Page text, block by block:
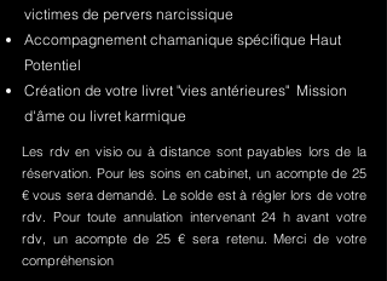
victimes de pervers narcissique
Accompagnement chamanique spécifique Haut
Potentiel
Création de votre livret "vies antérieures" Mission
d'âme ou livret karmique
Les rdv en visio ou à distance sont payables lors de la
réservation. Pour les soins en cabinet, un acompte de 25
€ vous sera demandé. Le solde est à régler lors de votre
rdv. Pour toute annulation intervenant 24 h avant votre
rdv, un acompte de 25 € sera retenu. Merci de votre
compréhension